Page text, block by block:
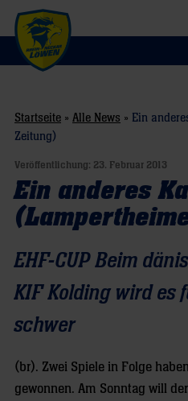
Startseite » Alle News » Ein
Zeitung)
Veröffentlichung: 23. Februar 2013
Ein anderes
EHF-CUP Beim
KIF Kolding wird es
schwer
(br). Zwei Spiele in Folge
gewonnen. Am Sonntag will